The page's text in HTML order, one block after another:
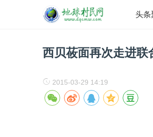
头条
西贝莜面再次走进联
2015-03-29 14:19